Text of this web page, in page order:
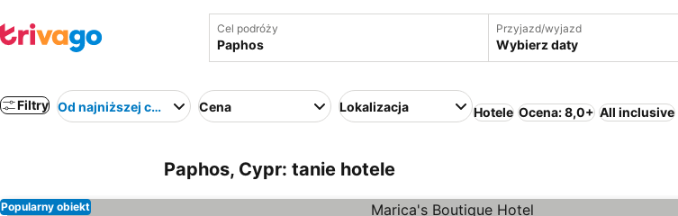
Cel podróży Przyjazd/wyjazd
Wybierz daty
Filtry Od najniższej ceny Cena Lokalizacja Hotele Ocena: 8,0+ All inclusive
Paphos, Cypr: tanie hotele
Popularny obiekt